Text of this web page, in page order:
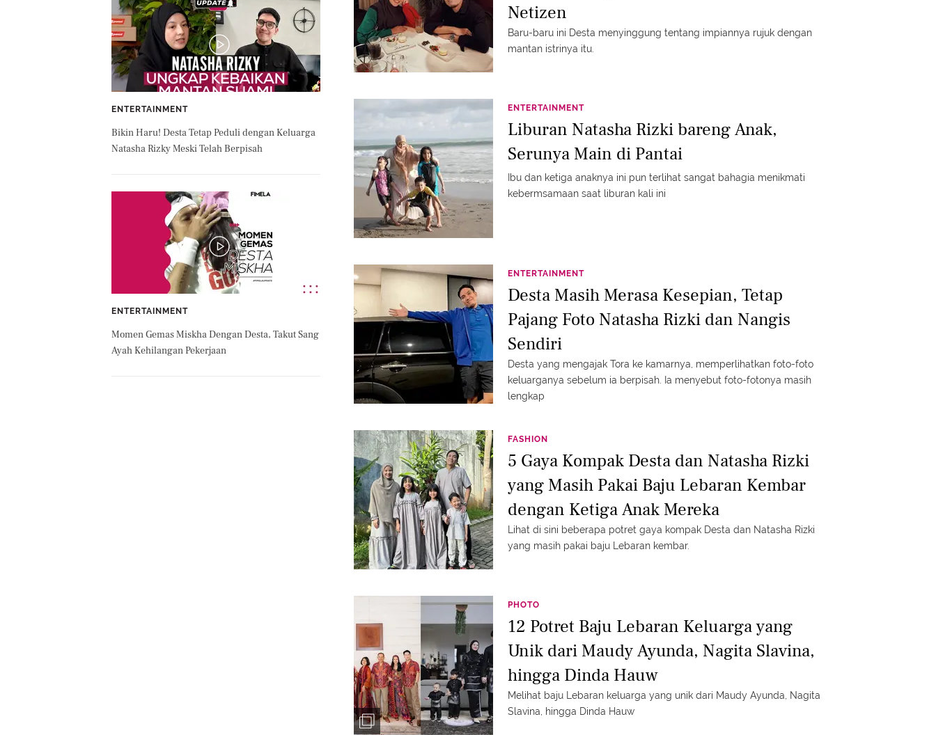
ENTERTAINMENT
Bikin Haru! Desta Tetap Peduli dengan Keluarga
Natasha Rizky Meski Telah Berpisah
ENTERTAINMENT
Momen Gemas Miskha Dengan Desta, Takut Sang
Ayah Kehilangan Pekerjaan
Netizen
Baru-baru ini Desta menyinggung tentang impiannya rujuk dengan
mantan istrinya itu.
ENTERTAINMENT
Liburan Natasha Rizki bareng Anak,
Serunya Main di Pantai
Ibu dan ketiga anaknya ini pun terlihat sangat bahagia menikmati
kebermsamaan saat liburan kali ini
ENTERTAINMENT
Desta Masih Merasa Kesepian, Tetap
Pajang Foto Natasha Rizki dan Nangis
Sendiri
Desta yang mengajak Tora ke kamarnya, memperlihatkan foto-foto
keluarganya sebelum ia berpisah. Ia menyebut foto-fotonya masih
lengkap
FASHION
5 Gaya Kompak Desta dan Natasha Rizki
yang Masih Pakai Baju Lebaran Kembar
dengan Ketiga Anak Mereka
Lihat di sini beberapa potret gaya kompak Desta dan Natasha Rizki
yang masih pakai baju Lebaran kembar.
PHOTO
12 Potret Baju Lebaran Keluarga yang
Unik dari Maudy Ayunda, Nagita Slavina,
hingga Dinda Hauw
Melihat baju Lebaran keluarga yang unik dari Maudy Ayunda, Nagita
Slavina, hingga Dinda Hauw